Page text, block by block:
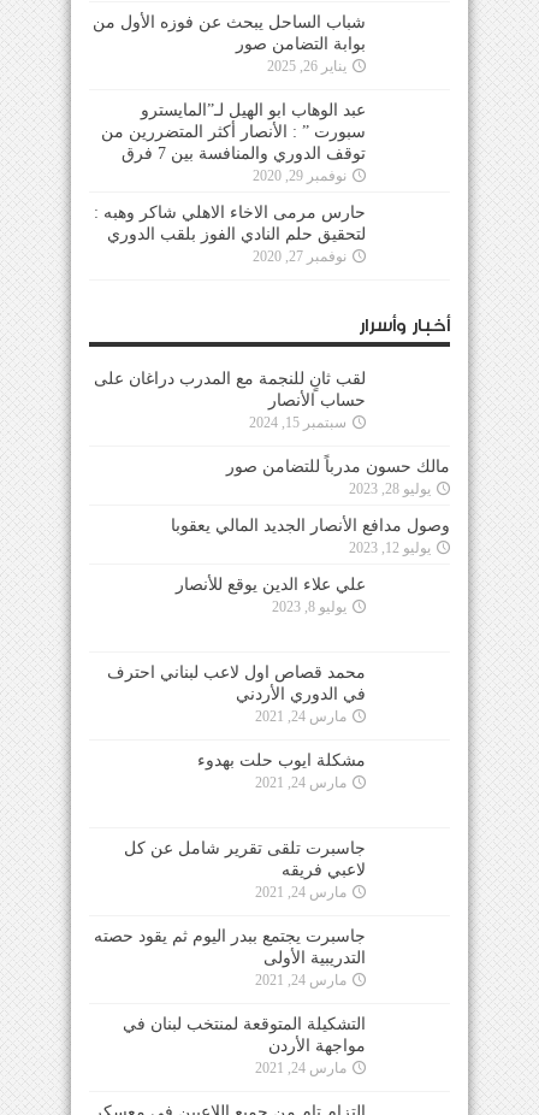
شباب الساحل يبحث عن فوزه الأول من
بوابة التضامن صور
يناير 26, 2025
عبد الوهاب ابو الهيل لـ”المايسترو
سبورت ” : الأنصار أكثر المتضررين من
توقف الدوري والمنافسة بين 7 فرق
نوفمبر 29, 2020
حارس مرمى الاخاء الاهلي شاكر وهبه :
لتحقيق حلم النادي الفوز بلقب الدوري
نوفمبر 27, 2020
أخبار وأسرار
لقب ثانٍ للنجمة مع المدرب دراغان على
حساب الأنصار
سبتمبر 15, 2024
مالك حسون مدرباً للتضامن صور
يوليو 28, 2023
وصول مدافع الأنصار الجديد المالي يعقوبا
يوليو 12, 2023
علي علاء الدين يوقع للأنصار
يوليو 8, 2023
محمد قصاص اول لاعب لبناني احترف
في الدوري الأردني
مارس 24, 2021
مشكلة ايوب حلت بهدوء
مارس 24, 2021
جاسبرت تلقى تقرير شامل عن كل
لاعبي فريقه
مارس 24, 2021
جاسبرت يجتمع ببدر اليوم ثم يقود حصته
التدريبية الأولى
مارس 24, 2021
التشكيلة المتوقعة لمنتخب لبنان في
مواجهة الأردن
مارس 24, 2021